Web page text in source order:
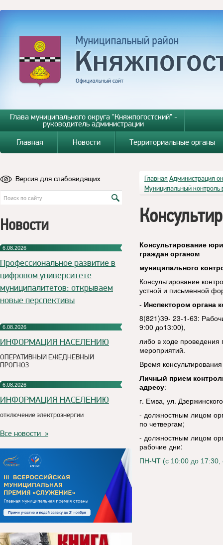
Глава муниципального округа "Княжпогостский" -
руководитель администрации
Главная
Новости Территориальные органы
Версия для слабовидящих
Новости
6.08.2026
Профессиональное развитие в
цифровом университете
муниципалитетов: открываем
новые перспективы
6.08.2026
ИНФОРМАЦИЯ НАСЕЛЕНИЮ
ОПЕРАТИВНЫЙ ЕЖЕДНЕВНЫЙ
ПРОГНОЗ
6.08.2026
ИНФОРМАЦИЯ НАСЕЛЕНИЮ
отключение электроэнергии
Все новости »
Главная Администрация
Муниципальный контроль
Консультирование
граждан органом
муниципального
Консультирование
устной и письменной
- Инспектором органа
8(821)39- 23-1-63:
9:00 до13:00),
либо в ходе проведения
мероприятий.
Время
Личный прием
адресу:
г. Емва, ул.
- должностным лицом
по четвергам;
- должностным лицом
рабочие дни:
ПН-ЧТ (с 10:00 до 17:30,